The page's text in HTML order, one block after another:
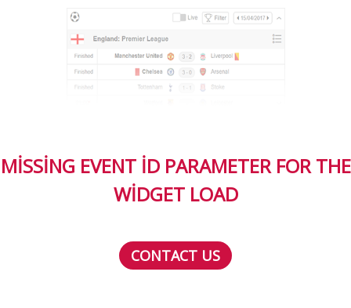
MISSING EVENT ID PARAMETER FOR THE
WIDGET LOAD
CONTACT US